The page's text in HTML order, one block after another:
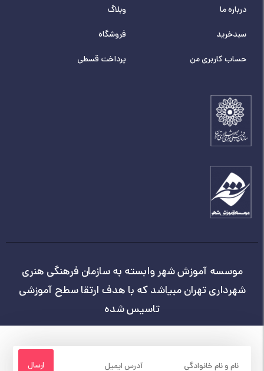
درباره ما
سبدخرید
حساب کاربری من
وبلاگ
فروشگاه
پرداخت قسطی
موسسه آموزش شهر وابسته به سازمان فرهنگی هنری
شهرداری تهران مبیاشد که با هدف ارتقا سطح آموزشی
تاسیس شده